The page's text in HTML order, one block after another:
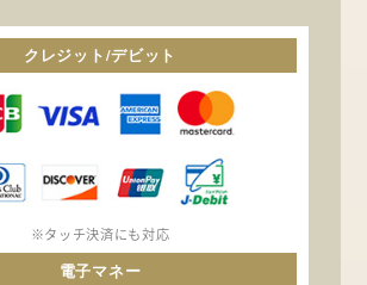
クレジット/デビット
※タッチ決済にも対応
電子マネー